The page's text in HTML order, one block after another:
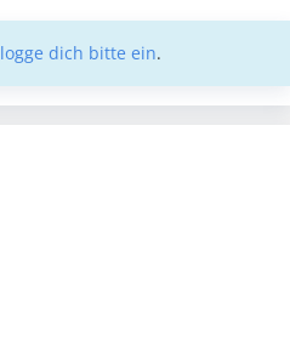
logge dich bitte ein.